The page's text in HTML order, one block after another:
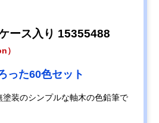
ース入り 15355488
）
った60色セット
装のシンプルな軸木の色鉛筆で